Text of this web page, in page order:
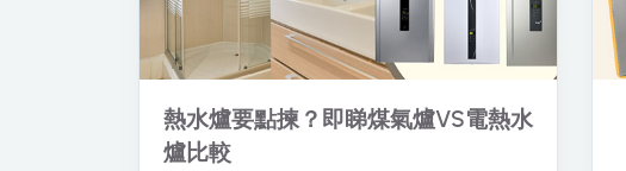
熱水爐要點揀？即睇煤氣爐VS電熱水
爐比較